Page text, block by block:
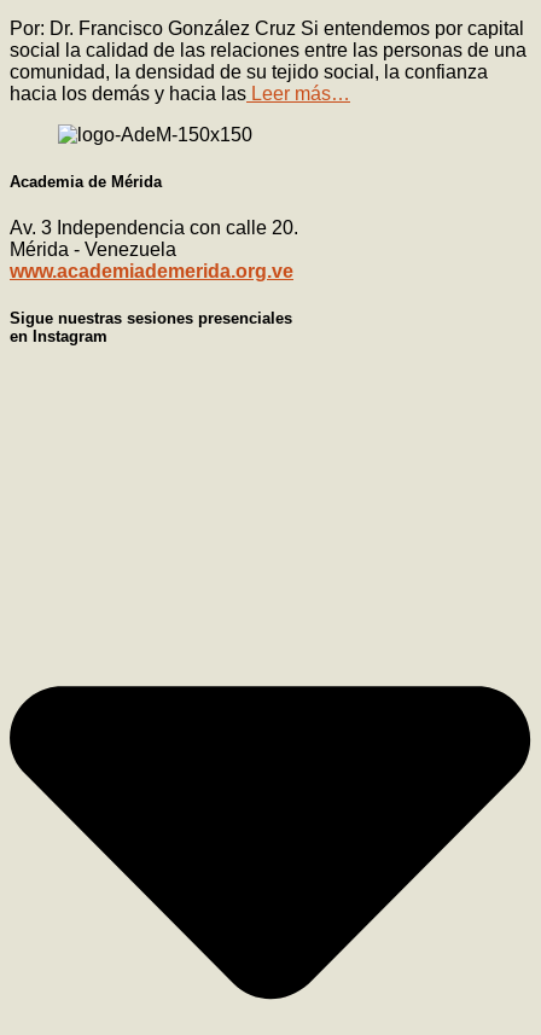
Por: Dr. Francisco González Cruz Si entendemos por capital
social la calidad de las relaciones entre las personas de una
comunidad, la densidad de su tejido social, la confianza
hacia los demás y hacia las Leer más…
Academia de Mérida
Av. 3 Independencia con calle 20.
Mérida - Venezuela
www.academiademerida.org.ve
Sigue nuestras sesiones presenciales
en Instagram